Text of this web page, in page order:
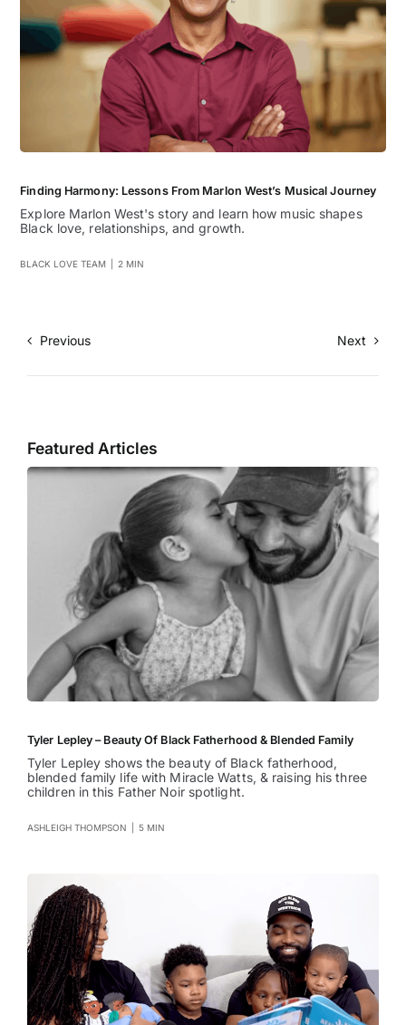
Finding Harmony: Lessons From Marlon West’s Musical Journey
Explore Marlon West's story and learn how music shapes
Black love, relationships, and growth.
BLACK LOVE TEAM 2 MIN
Previous Next
Featured Articles
Tyler Lepley – Beauty Of Black Fatherhood & Blended Family
Tyler Lepley shows the beauty of Black fatherhood,
blended family life with Miracle Watts, & raising his three
children in this Father Noir spotlight.
ASHLEIGH THOMPSON 5 MIN